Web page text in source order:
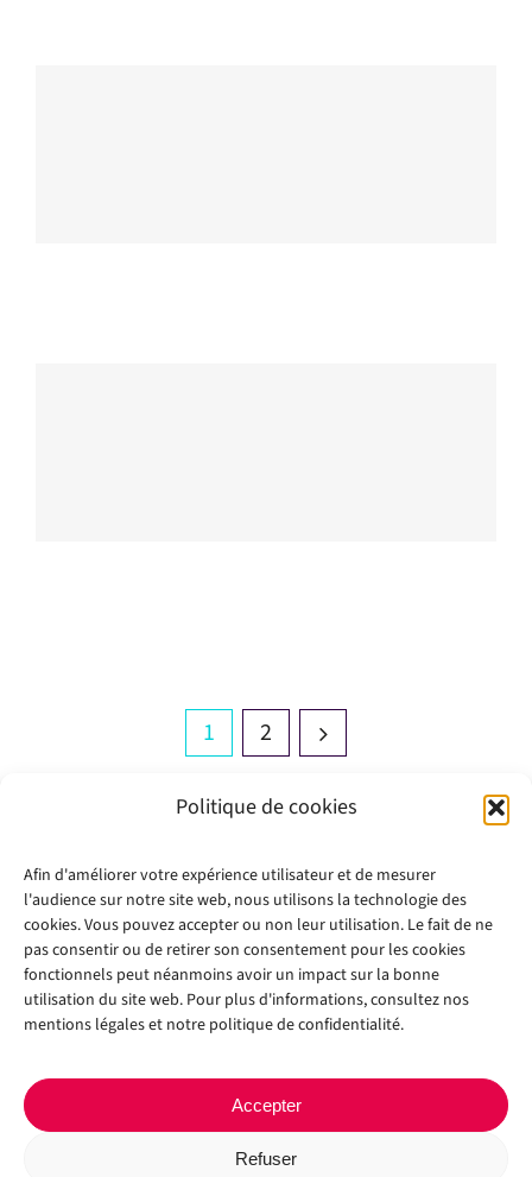
Politique de cookies
Afin d'améliorer votre expérience utilisateur et de mesurer
l'audience sur notre site web, nous utilisons la technologie des
cookies. Vous pouvez accepter ou non leur utilisation. Le fait de ne
pas consentir ou de retirer son consentement pour les cookies
fonctionnels peut néanmoins avoir un impact sur la bonne
utilisation du site web. Pour plus d'informations, consultez nos
mentions légales et notre politique de confidentialité.
Accepter
Refuser
1 2